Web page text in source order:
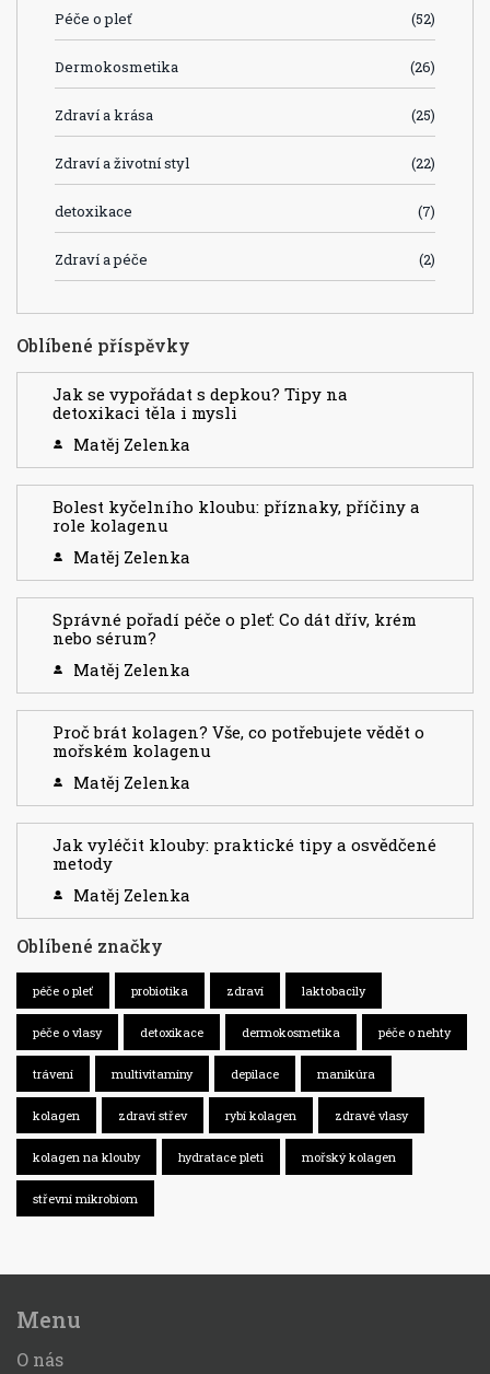
Péče o pleť (52)
Dermokosmetika (26)
Zdraví a krása (25)
Zdraví a životní styl (22)
detoxikace (7)
Zdraví a péče (2)
Oblíbené příspěvky
Jak se vypořádat s depkou? Tipy na
detoxikaci těla i mysli
Matěj Zelenka
Bolest kyčelního kloubu: příznaky, příčiny a
role kolagenu
Matěj Zelenka
Správné pořadí péče o pleť: Co dát dřív, krém
nebo sérum?
Matěj Zelenka
Proč brát kolagen? Vše, co potřebujete vědět o
mořském kolagenu
Matěj Zelenka
Jak vyléčit klouby: praktické tipy a osvědčené
metody
Matěj Zelenka
Oblíbené značky
péče o pleť probiotika zdraví laktobacily
péče o vlasy detoxikace dermokosmetika péče o nehty
trávení multivitamíny depilace manikúra
kolagen zdraví střev rybí kolagen zdravé vlasy
kolagen na klouby hydratace pleti mořský kolagen
střevní mikrobiom
Menu
O nás